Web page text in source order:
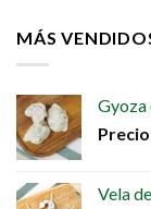
MÁS
Gyoza
Vela